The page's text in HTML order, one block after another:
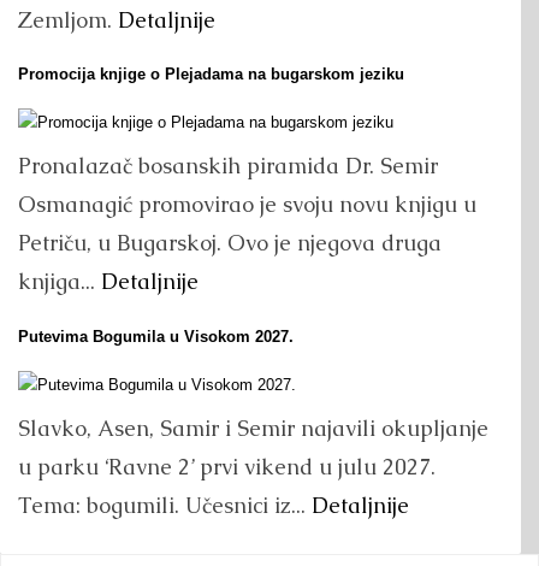
Zemljom. Detaljnije
Promocija knjige o Plejadama na bugarskom jeziku
Pronalazač bosanskih piramida Dr. Semir
Osmanagić promovirao je svoju novu knjigu u
Petriču, u Bugarskoj. Ovo je njegova druga
knjiga... Detaljnije
Putevima Bogumila u Visokom 2027.
Slavko, Asen, Samir i Semir najavili okupljanje
u parku ‘Ravne 2’ prvi vikend u julu 2027.
Tema: bogumili. Učesnici iz... Detaljnije